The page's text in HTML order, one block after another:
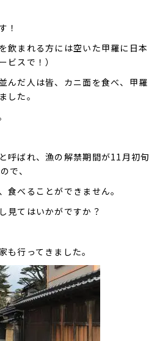
！
飲まれる方には空いた甲羅に日本
ビスで！）
んだ人は皆、カニ面を食べ、甲羅
した。
呼ばれ、漁の解禁期間が11月初旬
で、
食べることができません。
見てはいかがですか？
も行ってきました。